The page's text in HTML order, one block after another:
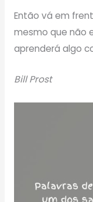
Então vá em
mesmo que não
aprenderá algo
Bill Prost